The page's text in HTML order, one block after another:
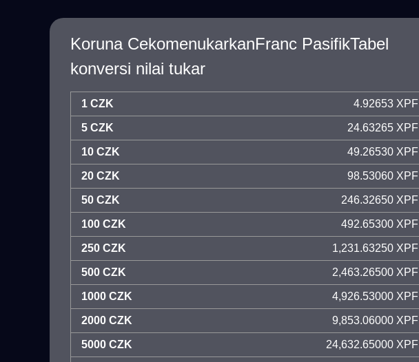
Koruna CekomenukarkanFranc PasifikTabel
konversi nilai tukar
1 CZK 4.92653 XPF
5 CZK 24.63265 XPF
10 CZK 49.26530 XPF
20 CZK 98.53060 XPF
50 CZK 246.32650 XPF
100 CZK 492.65300 XPF
250 CZK 1,231.63250 XPF
500 CZK 2,463.26500 XPF
1000 CZK 4,926.53000 XPF
2000 CZK 9,853.06000 XPF
5000 CZK 24,632.65000 XPF